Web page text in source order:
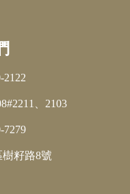
2122
、2103
7279
籽路8號